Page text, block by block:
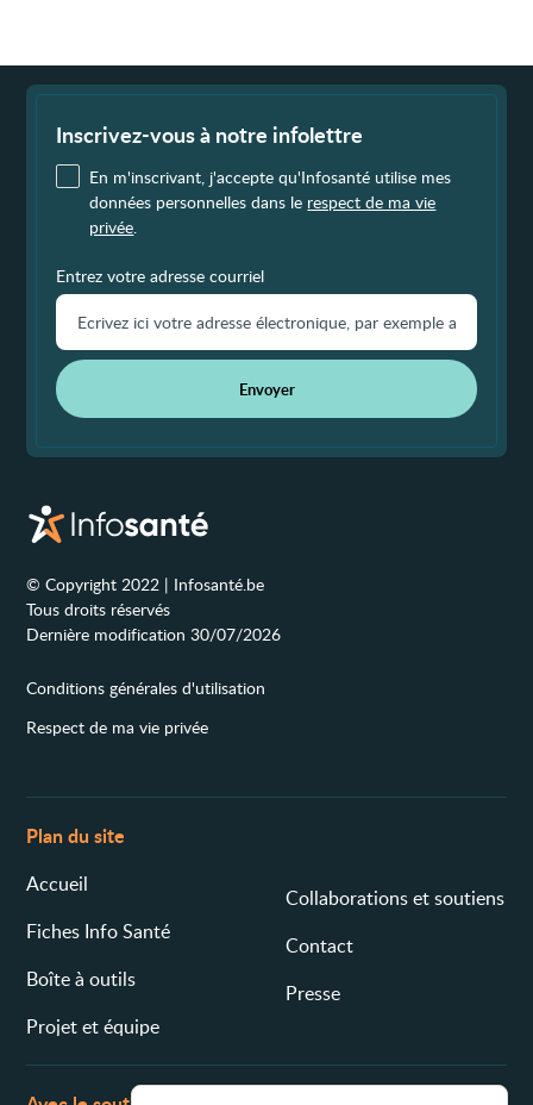
Inscrivez-vous à notre infolettre
En m'inscrivant, j'accepte qu'Infosanté utilise mes
données personnelles dans le respect de ma vie
privée.
Entrez votre adresse courriel
Envoyer
© Copyright 2022 | Infosanté.be
Tous droits réservés
Dernière modification 30/07/2026
Conditions générales d'utilisation
Respect de ma vie privée
Plan du site
Accueil
Fiches Info Santé
Boîte à outils
Projet et équipe
Collaborations et soutiens
Contact
Presse